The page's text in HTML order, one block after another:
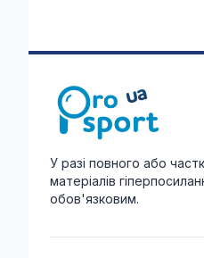
У разі повного або
матеріалів
обов'язковим.